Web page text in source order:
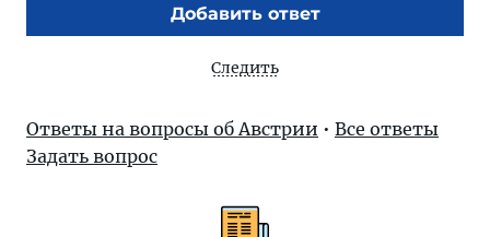
Добавить ответ
Следить
Ответы на вопросы об Австрии • Все ответы
Задать вопрос